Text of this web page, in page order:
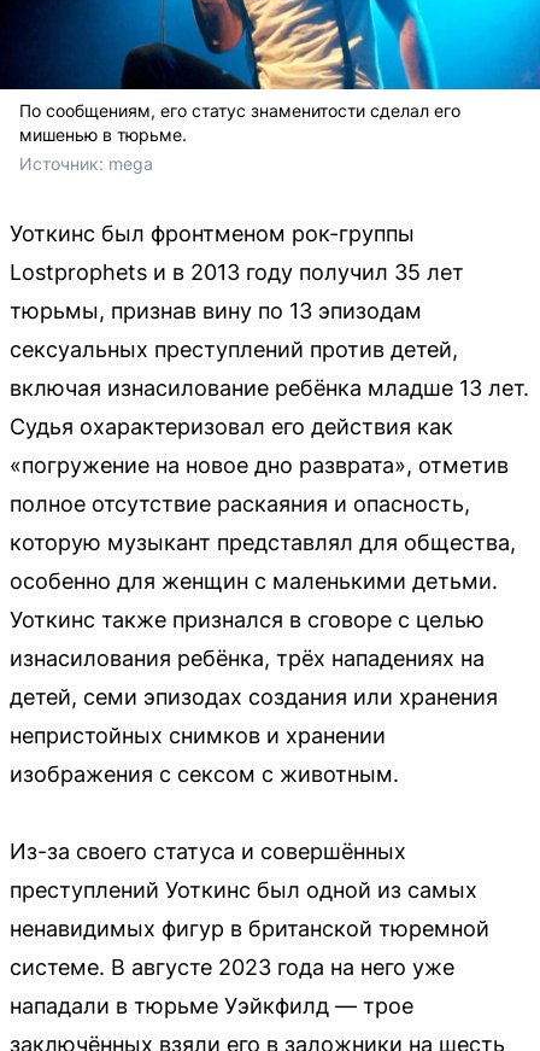
По сообщениям, его статус знаменитости сделал его
мишенью в тюрьме.
Источник: mega
Уоткинс был фронтменом рок-группы
Lostprophets и в 2013 году получил 35 лет
тюрьмы, признав вину по 13 эпизодам
сексуальных преступлений против детей,
включая изнасилование ребёнка младше 13 лет.
Судья охарактеризовал его действия как
«погружение на новое дно разврата», отметив
полное отсутствие раскаяния и опасность,
которую музыкант представлял для общества,
особенно для женщин с маленькими детьми.
Уоткинс также признался в сговоре с целью
изнасилования ребёнка, трёх нападениях на
детей, семи эпизодах создания или хранения
непристойных снимков и хранении
изображения с сексом с животным.
Из-за своего статуса и совершённых
преступлений Уоткинс был одной из самых
ненавидимых фигур в британской тюремной
системе. В августе 2023 года на него уже
нападали в тюрьме Уэйкфилд — трое
заключённых взяли его в заложники на шесть